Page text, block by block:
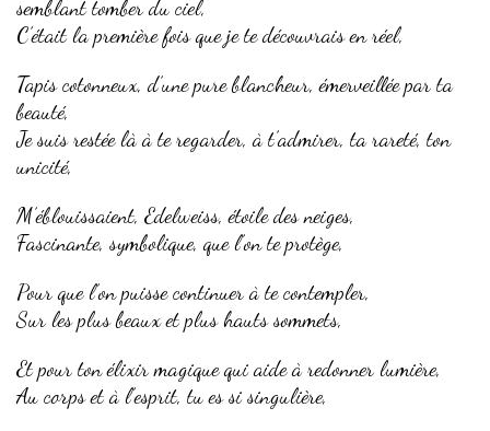
semblant tomber du ciel,
C’était la première fois que je te découvrais en réel,
Tapis cotonneux, d’une pure blancheur, émerveillée par ta
beauté,
Je suis restée là à te regarder, à t’admirer, ta rareté, ton
unicité,
M’éblouissaient, Edelweiss, étoile des neiges,
Fascinante, symbolique, que l’on te protège,
Pour que l’on puisse continuer à te contempler,
Sur les plus beaux et plus hauts sommets,
Et pour ton élixir magique qui aide à redonner lumière,
Au corps et à l’esprit, tu es si singulière,